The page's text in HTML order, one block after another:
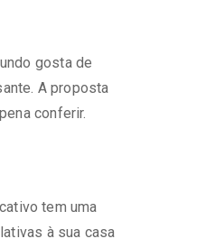
gosta de
A proposta
conferir.
tem uma
à sua casa